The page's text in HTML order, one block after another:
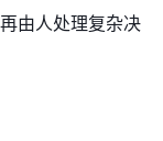
由人处理复杂决